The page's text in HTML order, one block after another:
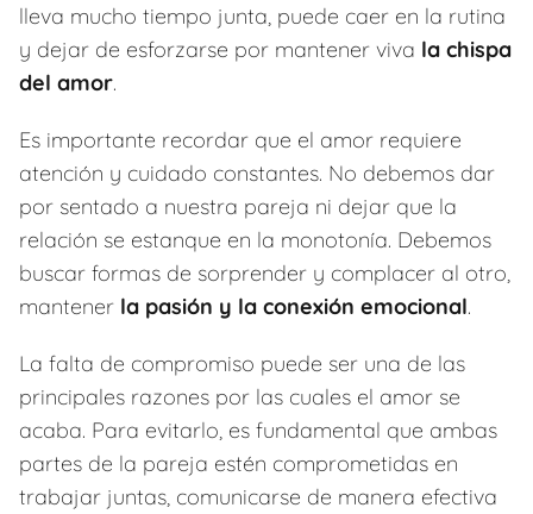
lleva mucho tiempo junta, puede caer en la rutina
y dejar de esforzarse por mantener viva la chispa
del amor.
Es importante recordar que el amor requiere
atención y cuidado constantes. No debemos dar
por sentado a nuestra pareja ni dejar que la
relación se estanque en la monotonía. Debemos
buscar formas de sorprender y complacer al otro,
mantener la pasión y la conexión emocional.
La falta de compromiso puede ser una de las
principales razones por las cuales el amor se
acaba. Para evitarlo, es fundamental que ambas
partes de la pareja estén comprometidas en
trabajar juntas, comunicarse de manera efectiva